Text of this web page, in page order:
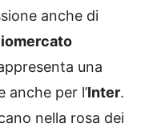
anche di
una
per l’Inter.
nella rosa dei